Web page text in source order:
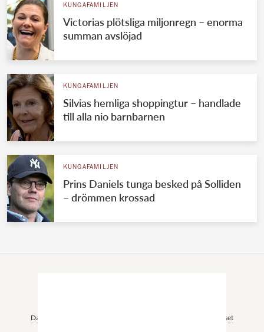
KUNGAFAMILJEN
Victorias plötsliga miljonregn – enorma
summan avslöjad
KUNGAFAMILJEN
Silvias hemliga shoppingtur – handlade
till alla nio barnbarnen
KUNGAFAMILJEN
Prins Daniels tunga besked på Solliden
– drömmen krossad
Danska kungahuset Nederländska kungahuset